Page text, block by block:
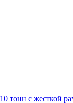
тонн c жесткой